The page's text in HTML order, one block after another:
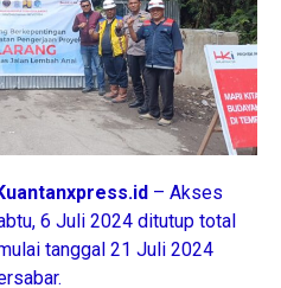
– Akses
6 Juli 2024 ditutup total
tanggal 21 Juli 2024